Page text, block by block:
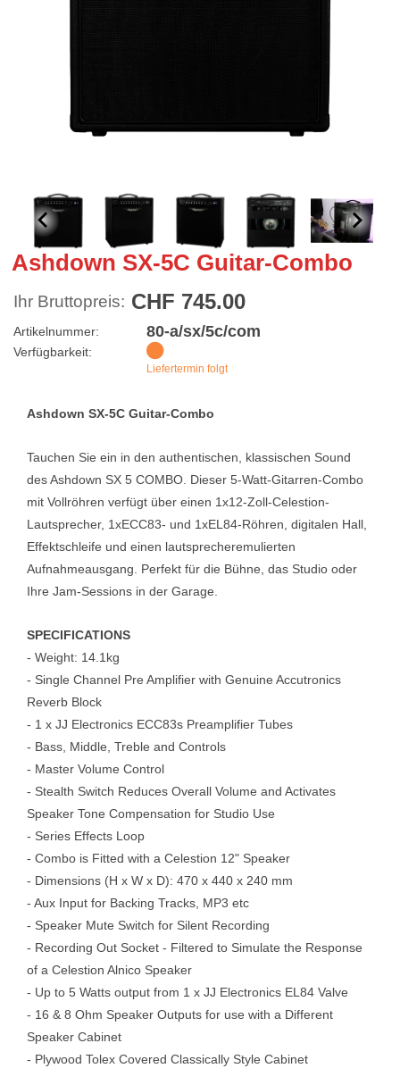
Ashdown SX-5C Guitar-Combo
Ihr Bruttopreis: CHF 745.00
Artikelnummer: 80-a/sx/5c/com
Verfügbarkeit:
Liefertermin folgt
Ashdown SX-5C Guitar-Combo
Tauchen Sie ein in den authentischen, klassischen Sound
des Ashdown SX 5 COMBO. Dieser 5-Watt-Gitarren-Combo
mit Vollröhren verfügt über einen 1x12-Zoll-Celestion-
Lautsprecher, 1xECC83- und 1xEL84-Röhren, digitalen Hall,
Effektschleife und einen lautsprecheremulierten
Aufnahmeausgang. Perfekt für die Bühne, das Studio oder
Ihre Jam-Sessions in der Garage.
SPECIFICATIONS
- Weight: 14.1kg
- Single Channel Pre Amplifier with Genuine Accutronics
Reverb Block
- 1 x JJ Electronics ECC83s Preamplifier Tubes
- Bass, Middle, Treble and Controls
- Master Volume Control
- Stealth Switch Reduces Overall Volume and Activates
Speaker Tone Compensation for Studio Use
- Series Effects Loop
- Combo is Fitted with a Celestion 12" Speaker
- Dimensions (H x W x D): 470 x 440 x 240 mm
- Aux Input for Backing Tracks, MP3 etc
- Speaker Mute Switch for Silent Recording
- Recording Out Socket - Filtered to Simulate the Response
of a Celestion Alnico Speaker
- Up to 5 Watts output from 1 x JJ Electronics EL84 Valve
- 16 & 8 Ohm Speaker Outputs for use with a Different
Speaker Cabinet
- Plywood Tolex Covered Classically Style Cabinet